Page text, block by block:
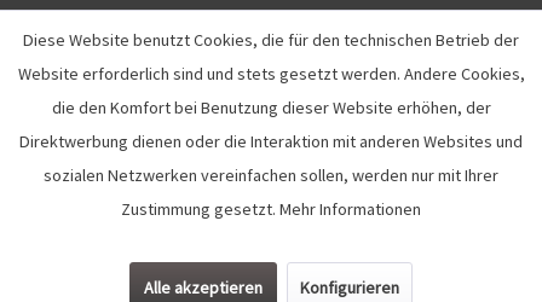
Diese Website benutzt Cookies, die für den technischen Betrieb der
Website erforderlich sind und stets gesetzt werden. Andere Cookies,
die den Komfort bei Benutzung dieser Website erhöhen, der
Direktwerbung dienen oder die Interaktion mit anderen Websites und
sozialen Netzwerken vereinfachen sollen, werden nur mit Ihrer
Zustimmung gesetzt. Mehr Informationen
Alle akzeptieren Konfigurieren